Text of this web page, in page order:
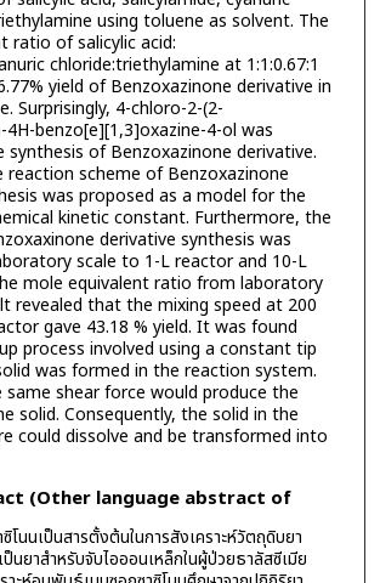
using toluene as solvent. The
ratio of salicylic acid:
chloride:triethylamine at 1:1:0.67:1
yield of Benzoxazinone derivative in
Surprisingly, 4-chloro-2-(2-
4H-benzo[e][1,3]oxazine-4-ol was
synthesis of Benzoxazinone derivative.
scheme of Benzoxazinone
was proposed as a model for the
kinetic constant. Furthermore, the
derivative synthesis was
scale to 1-L reactor and 10-L
mole equivalent ratio from laboratory
revealed that the mixing speed at 200
gave 43.18 % yield. It was found
process involved using a constant tip
was formed in the reaction system.
shear force would produce the
solid. Consequently, the solid in the
could dissolve and be transformed into
(Other language abstract of
นนเป็นสารตั้งต้นในการสังเคราะห์วัตถุดิบยา
นยาสำหรับจับไอออนเหล็กในผู้ป่วยธาลัสซีเมีย